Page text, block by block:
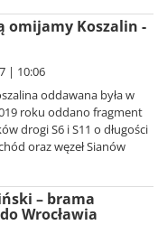
omijamy Koszalin -
| 10:06
oddawana była w
roku oddano fragment
drogi S6 i S11 o długości
oraz węzeł Sianów
– brama
Wrocławia